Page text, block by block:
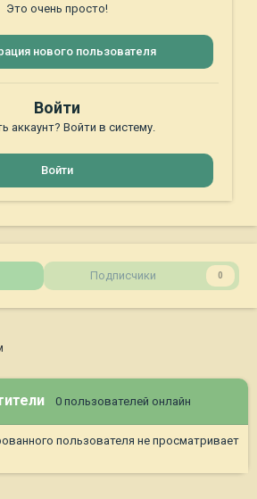
Это очень просто!
нового пользователя
Войти
аккаунт? Войти в систему.
Войти
Подписчики 0
0 пользователей онлайн
пользователя не просматривает